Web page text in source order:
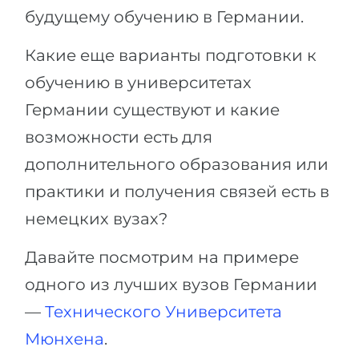
будущему обучению в Германии.
Какие еще варианты подготовки к
обучению в университетах
Германии существуют и какие
возможности есть для
дополнительного образования или
практики и получения связей есть в
немецких вузах?
Давайте посмотрим на примере
одного из лучших вузов Германии
— Технического Университета
Мюнхена.